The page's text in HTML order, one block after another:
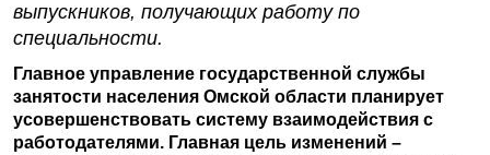
выпускников, получающих работу по
специальности.
Главное управление государственной службы
занятости населения Омской области планирует
усовершенствовать систему взаимодействия с
работодателями. Главная цель изменений –